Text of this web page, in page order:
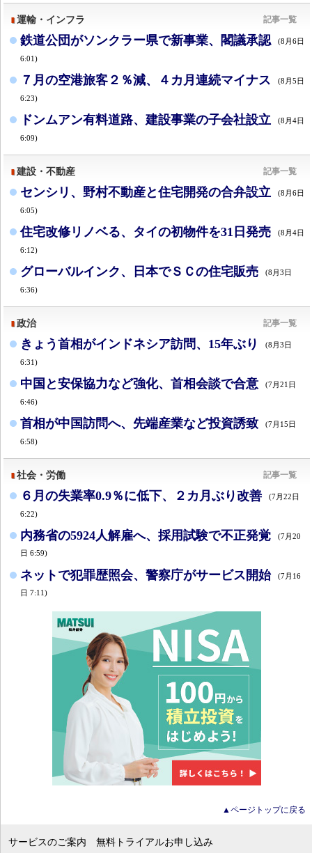
運輸・インフラ 記事一覧
鉄道公団がソンクラー県で新事業、閣議承認 (8月6日
6:01)
７月の空港旅客２％減、４カ月連続マイナス (8月5日
6:23)
ドンムアン有料道路、建設事業の子会社設立 (8月4日
6:09)
建設・不動産 記事一覧
センシリ、野村不動産と住宅開発の合弁設立 (8月6日
6:05)
住宅改修リノベる、タイの初物件を31日発売 (8月4日
6:12)
グローバルインク、日本でＳＣの住宅販売 (8月3日
6:36)
政治 記事一覧
きょう首相がインドネシア訪問、15年ぶり (8月3日
6:31)
中国と安保協力など強化、首相会談で合意 (7月21日
6:46)
首相が中国訪問へ、先端産業など投資誘致 (7月15日
6:58)
社会・労働 記事一覧
６月の失業率0.9％に低下、２カ月ぶり改善 (7月22日
6:22)
内務省の5924人解雇へ、採用試験で不正発覚
(7月20
日 6:59)
ネットで犯罪歴照会、警察庁がサービス開始
(7月16
日 7:11)
▲ページトップに戻る
サービスのご案内 無料トライアルお申し込み